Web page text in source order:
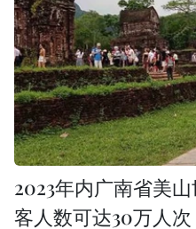
2023年内广南省美
客人数可达30万人次